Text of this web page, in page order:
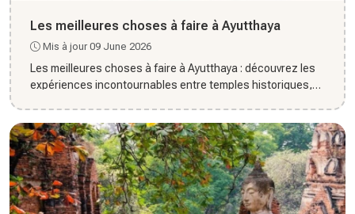
Les meilleures choses à faire à Ayutthaya
Mis à jour 09 June 2026
Les meilleures choses à faire à Ayutthaya : découvrez les
expériences incontournables entre temples historiques,